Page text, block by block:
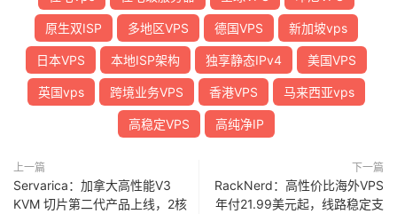
原生双ISP 多地区VPS 德国VPS 新加坡vps
日本VPS 本地ISP架构 独享静态IPv4 美国VPS
英国vps 跨境业务VPS 香港VPS 马来西亚vps
高稳定VPS 高纯净IP
上一篇
Servarica：加拿大高性能V3
KVM 切片第二代产品上线，2核
下一篇
RackNerd：高性价比海外VPS
年付21.99美元起，线路稳定支